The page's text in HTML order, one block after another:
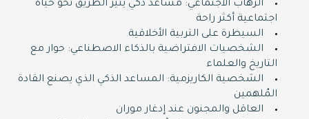
الرهاب الاجتماعي: مساعد ذكي ينير الطريق نحو حياة
اجتماعية أكثر راحة
السيطرة على التربية الأخلاقية
الشخصيات الافتراضية بالذكاء الاصطناعي: حوار مع
التاريخ والعلماء
الشخصية الكاريزمية: المساعد الذكي الذي يصنع القادة
المُلهمين
العاقل والمجنون عند إدغار موران